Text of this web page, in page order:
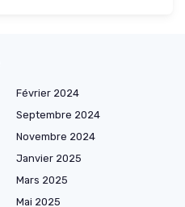
Février 2024
Septembre 2024
Novembre 2024
Janvier 2025
Mars 2025
Mai 2025